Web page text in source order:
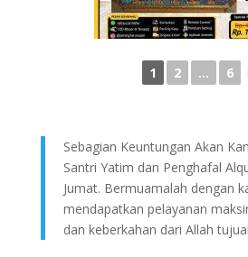
1 2 ... 6
Sebagian Keuntungan Akan
Santri Yatim dan Penghafal
Jumat. Bermuamalah dengan
mendapatkan pelayanan
dan keberkahan dari Allah